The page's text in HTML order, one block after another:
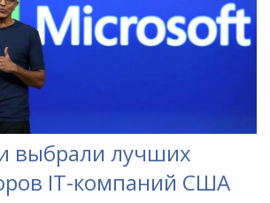
выбрали лучших
IT-компаний США